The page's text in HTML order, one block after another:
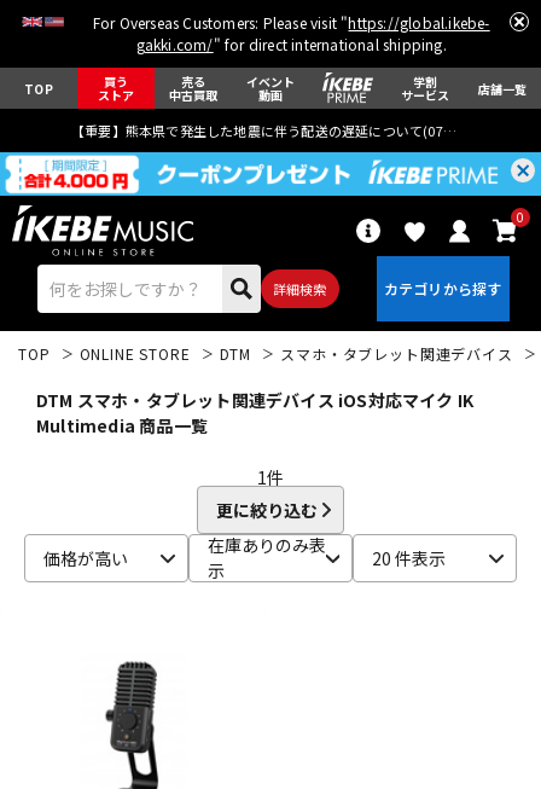
For Overseas Customers: Please visit "https://global.ikebe-
gakki.com/" for direct international shipping.
TOP 買う
ストア
売る
中古買取
イベント
動画
学割
サービス 店舗一覧
【重要】熊本県で発生した地震に伴う配送の遅延について(07月29日
詳細検索
0
ベース ウクレレ
ドラム
キーボード
TOP ONLINE STORE DTM スマホ・タブレット関連デバイス
DTM スマホ・タブレット関連デバイス iOS対応マイク IK
Multimedia 商品一覧
1件
更に絞り込む
価格が高い
在庫ありのみ表
示
20 件表示